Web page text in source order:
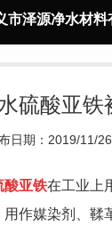
市泽源净水材料
硫酸亚铁
日期：2019/11/
酸亚铁在工业上
作媒染剂、鞣